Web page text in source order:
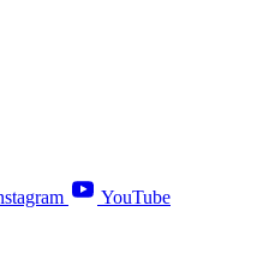
YouTube